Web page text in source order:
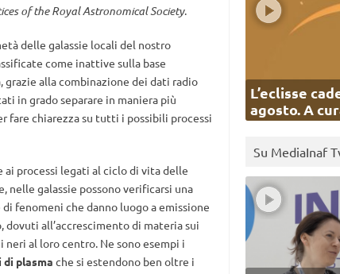
of the Royal Astronomical Society.
delle galassie locali del nostro
come inattive sulla base
alla combinazione dei dati radio
in grado separare in maniera più
fare chiarezza su tutti i possibili processi
ai processi legati al ciclo di vita delle
nelle galassie possono verificarsi una
di fenomeni che danno luogo a emissione
dovuti all’accrescimento di materia sui
neri al loro centro. Ne sono esempi i
plasma che si estendono ben oltre i
L’eclisse
agosto. A
Su MediaInaf